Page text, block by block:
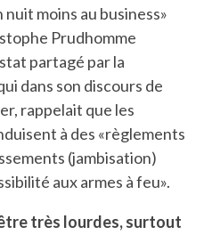
nuit moins au business»
Prudhomme
partagé par la
dans son discours de
rappelait que les
à des «règlements
(jambisation)
aux armes à feu».
très lourdes, surtout